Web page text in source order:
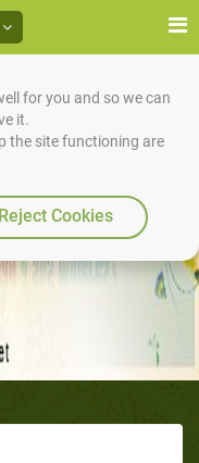
for you and so we can
it.
the site functioning are
Reject Cookies